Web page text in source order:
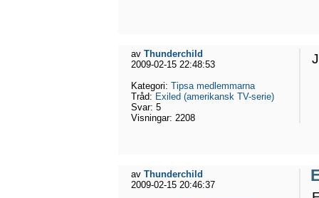
av Thunderchild
2009-02-15 22:48:53
Kategori: Tipsa medlemmarna
Tråd: Exiled (amerikansk TV-serie)
Svar: 5
Visningar: 2208
av Thunderchild
2009-02-15 20:46:37